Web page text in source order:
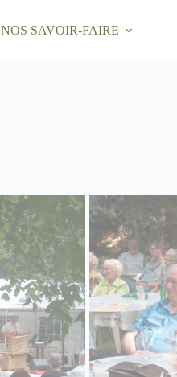
NOS SAVOIR-FAIRE